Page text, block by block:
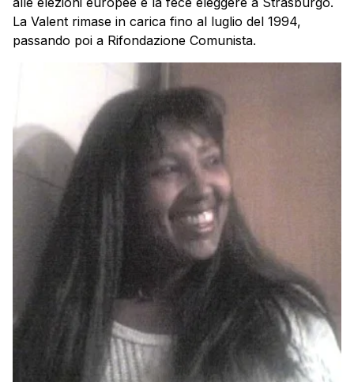
La Valent rimase in carica fino al luglio del 1994,
passando poi a Rifondazione Comunista.